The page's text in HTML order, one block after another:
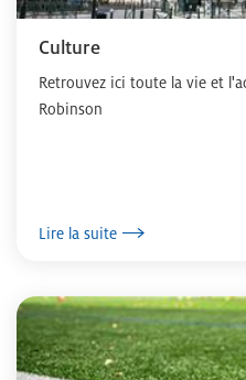
Culture
Retrouvez ici toute la vie et
Robinson
Lire la suite